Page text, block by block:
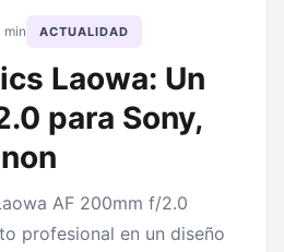
min ACTUALIDAD
Laowa: Un
para Sony,
AF 200mm f/2.0
profesional en un diseño